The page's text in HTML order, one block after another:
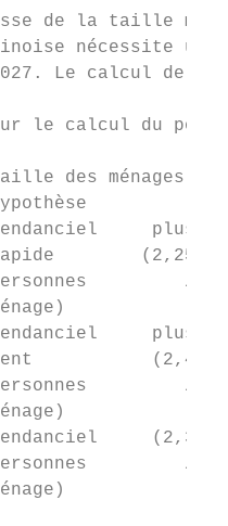
de la taille
nécessite
Le calcul de
le calcul du
des ménages
plus
(2,25
/
plus
(2,4
/
(2,3
/